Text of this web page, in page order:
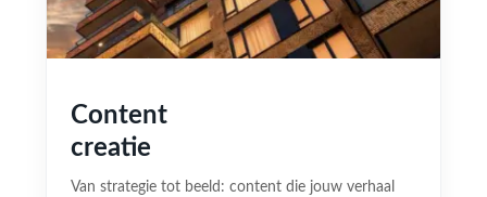
Content
creatie
Van strategie tot beeld: content die jouw verhaal